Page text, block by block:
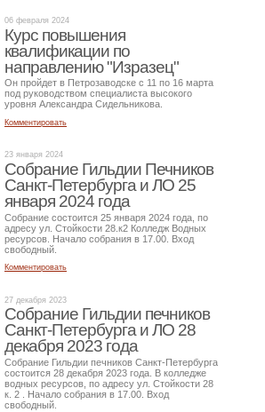
06 февраля 2024
Курс повышения
квалификации по
направлению "Изразец"
Он пройдет в Петрозаводске с 11 по 16 марта
под руководством специалиста высокого
уровня Александра Сидельникова.
Комментировать
23 января 2024
Собрание Гильдии Печников
Санкт-Петербурга и ЛО 25
января 2024 года
Собрание состоится 25 января 2024 года, по
адресу ул. Стойкости 28.к2 Колледж Водных
ресурсов. Начало собрания в 17.00. Вход
свободный.
Комментировать
27 декабря 2023
Собрание Гильдии печников
Санкт-Петербурга и ЛО 28
декабря 2023 года
Собрание Гильдии печников Санкт-Петербурга
состоится 28 декабря 2023 года. В колледже
водных ресурсов, по адресу ул. Стойкости 28
к. 2 . Начало собрания в 17.00. Вход
свободный.